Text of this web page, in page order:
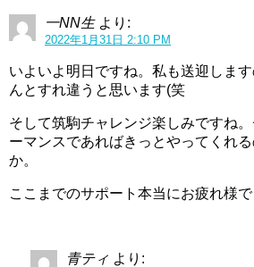
一NN生 より:
2022年1月31日 2:10 PM
いよいよ明日ですね。私も送迎しま
んとすれ違うと思います(笑
そして筑駒チャレンジ楽しみですね
ーマンスであればきっとやってくれ
か。
ここまでのサポート本当にお疲れ様で
青ティ より: